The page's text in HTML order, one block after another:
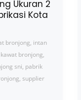
Ukuran 2
Kota
bronjong, intan
kawat bronjong,
sni, pabrik
, supplier